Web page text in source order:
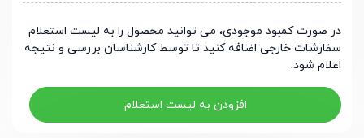
در صورت کمبود موجودی، می توانید محصول را به لیست استعلام
سفارشات خارجی اضافه کنید تا توسط کارشناسان بررسی و نتیجه
اعلام شود.
افزودن به لیست استعلام